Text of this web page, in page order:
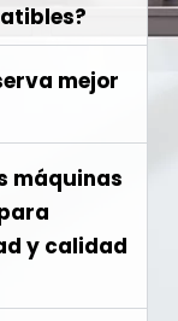
mejor
máquinas
y calidad